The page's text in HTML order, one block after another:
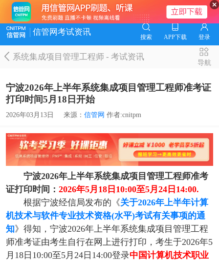
信管网考试资讯
搜索 APP下载 登录
系统集成项目管理工程师-考试资讯
导航
宁波2026年上半年系统集成项目管理工程师准考证
打印时间5月18日开始
2026年03月13日 来源： 信管网 作者:cnitpm
宁波2026年上半年系统集成项目管理工程师准考
证打印时间： 2026年5月18日10:00至5月24日14:00.
根据宁波经信局发布的《关于2026年上半年计算
机技术与软件专业技术资格(水平)考试有关事项的通
知》得知，宁波2026年上半年系统集成项目管理工程
师准考证由考生自行在网上进行打印，考生于2026年5
月18日10:00至5月24日14:00登录中国计算机技术职业